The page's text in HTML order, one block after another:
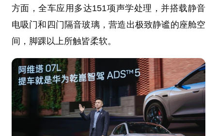
方面，全车应用多达151项声学处理，并搭载静音
电吸门和四门隔音玻璃，营造出极致静谧的座舱空
间，脚踝以上所触皆柔软。